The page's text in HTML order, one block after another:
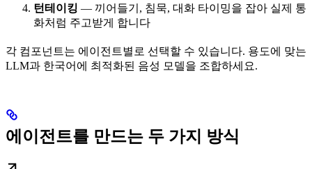
턴테이킹 — 끼어들기, 침묵, 대화 타이밍을 잡아 실제 통
화처럼 주고받게 합니다
각 컴포넌트는 에이전트별로 선택할 수 있습니다. 용도에 맞는
LLM과 한국어에 최적화된 음성 모델을 조합하세요.
에이전트를 만드는 두 가지 방식